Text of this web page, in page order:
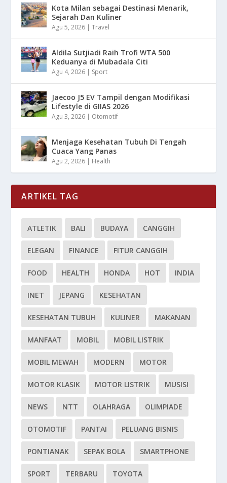
Kota Milan sebagai Destinasi Menarik,
Sejarah Dan Kuliner
Agu 5, 2026 |Travel
Aldila Sutjiadi Raih Trofi WTA 500
Keduanya di Mubadala Citi
Agu 4, 2026 | Sport
Jaecoo J5 EV Tampil dengan Modifikasi
Lifestyle di GIIAS 2026
Agu 3, 2026 | Otomotif
Menjaga Kesehatan Tubuh Di Tengah
Cuaca Yang Panas
Agu 2, 2026 | Health
ARTIKEL TAG
ATLETIK BALI BUDAYA CANGGIH
ELEGAN FINANCE FITUR CANGGIH
FOOD HEALTH HONDA HOT INDIA
INET JEPANG KESEHATAN
KESEHATAN TUBUH KULINER MAKANAN
MANFAAT MOBIL MOBIL LISTRIK
MOBIL MEWAH MODERN MOTOR
MOTOR KLASIK MOTOR LISTRIK MUSISI
NEWS NTT OLAHRAGA OLIMPIADE
OTOMOTIF PANTAI PELUANG BISNIS
PONTIANAK SEPAK BOLA SMARTPHONE
SPORT TERBARU TOYOTA